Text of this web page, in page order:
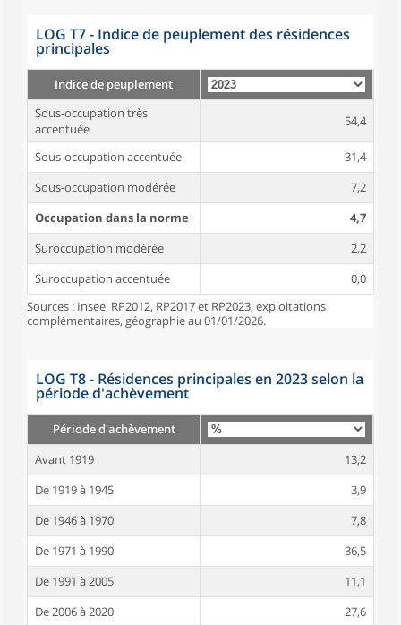
LOG T7 - Indice de peuplement des résidences
principales
Indice de peuplement
Sous-occupation très
accentuée
54,4
Sous-occupation accentuée
31,4
Sous-occupation modérée
7,2
Occupation dans la norme
4,7
Suroccupation modérée
2,2
Suroccupation accentuée
0,0
Sources : Insee, RP2012, RP2017 et RP2023, exploitations
complémentaires, géographie au 01/01/2026.
LOG T8 - Résidences principales en 2023 selon la
période d'achèvement
Période d'achèvement
Avant 1919
13,2
De 1919 à 1945
3,9
De 1946 à 1970
7,8
De 1971 à 1990
36,5
De 1991 à 2005
11,1
De 2006 à 2020
27,6